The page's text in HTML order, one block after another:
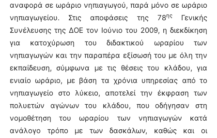
αναφορά σε ωράριο νηπιαγωγού, παρά μόνο σε ωράριο
νηπιαγωγείου. Στις αποφάσεις της 78ηςΓενικής
Συνέλευσης της ΔΟΕ τον Ιούνιο του 2009, η διεκδίκηση
για κατοχύρωση του διδακτικού ωραρίου των
νηπιαγωγών και την παραπέρα εξίσωσή του με όλη την
εκπαίδευση, σύμφωνα με τις θέσεις του κλάδου, για
ενιαίο ωράριο, με βάση τα χρόνια υπηρεσίας από το
νηπιαγωγείο στο λύκειο, αποτελεί την έκφραση των
πολυετών αγώνων του κλάδου, που οδήγησαν στη
νομοθέτηση του ωραρίου των νηπιαγωγών κατά
ανάλογο τρόπο με των δασκάλων, καθώς και οι